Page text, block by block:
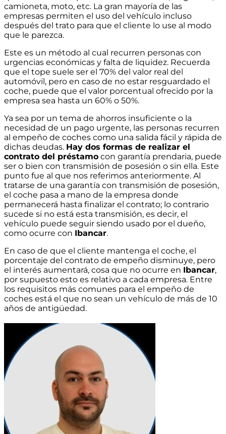
camioneta, moto, etc. La gran mayoría de las
empresas permiten el uso del vehículo incluso
después del trato para que el cliente lo use al modo
que le parezca.
Este es un método al cual recurren personas con
urgencias económicas y falta de liquidez. Recuerda
que el tope suele ser el 70% del valor real del
automóvil, pero en caso de no estar resguardado el
coche, puede que el valor porcentual ofrecido por la
empresa sea hasta un 60% o 50%.
Ya sea por un tema de ahorros insuficiente o la
necesidad de un pago urgente, las personas recurren
al empeño de coches como una salida fácil y rápida de
dichas deudas. Hay dos formas de realizar el
contrato del préstamo con garantía prendaria, puede
ser o bien con transmisión de posesión o sin ella. Este
punto fue al que nos referimos anteriormente. Al
tratarse de una garantía con transmisión de posesión,
el coche pasa a mano de la empresa donde
permanecerá hasta finalizar el contrato; lo contrario
sucede si no está esta transmisión, es decir, el
vehículo puede seguir siendo usado por el dueño,
como ocurre con Ibancar.
En caso de que el cliente mantenga el coche, el
porcentaje del contrato de empeño disminuye, pero
el interés aumentará, cosa que no ocurre en Ibancar,
por supuesto esto es relativo a cada empresa. Entre
los requisitos más comunes para el empeño de
coches está el que no sean un vehículo de más de 10
años de antigüedad.